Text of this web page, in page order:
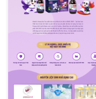
XEM THỬ